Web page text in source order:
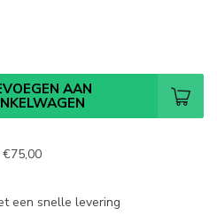
AAN
€75,00
een snelle levering